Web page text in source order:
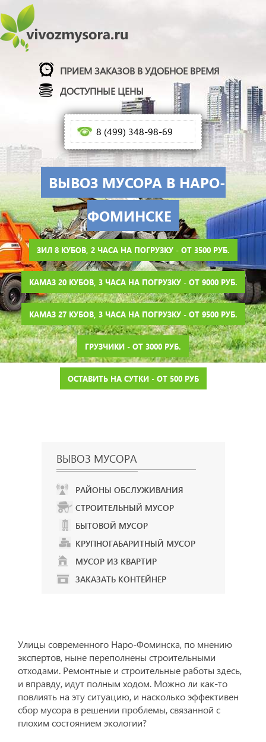
ПРИЕМ ЗАКАЗОВ В УДОБНОЕ ВРЕМЯ
ДОСТУПНЫЕ ЦЕНЫ
8 (499) 348-98-69
ВЫВОЗ МУСОРА В НАРО-
ФОМИНСКЕ
ЗИЛ 8 КУБОВ, 2 ЧАСА НА ПОГРУЗКУ - ОТ 3500 РУБ.
КАМАЗ 20 КУБОВ, 3 ЧАСА НА ПОГРУЗКУ - ОТ 9000 РУБ.
КАМАЗ 27 КУБОВ, 3 ЧАСА НА ПОГРУЗКУ - ОТ 9500 РУБ.
ГРУЗЧИКИ - ОТ 3000 РУБ.
ОСТАВИТЬ НА СУТКИ - ОТ 500 РУБ
ВЫВОЗ МУСОРА
РАЙОНЫ ОБСЛУЖИВАНИЯ
СТРОИТЕЛЬНЫЙ МУСОР
БЫТОВОЙ МУСОР
КРУПНОГАБАРИТНЫЙ МУСОР
МУСОР ИЗ КВАРТИР
ЗАКАЗАТЬ КОНТЕЙНЕР
Улицы современного Наро-Фоминска, по мнению
экспертов, ныне переполнены строительными
отходами. Ремонтные и строительные работы здесь,
и вправду, идут полным ходом. Можно ли как-то
повлиять на эту ситуацию, и насколько эффективен
сбор мусора в решении проблемы, связанной с
плохим состоянием экологии?